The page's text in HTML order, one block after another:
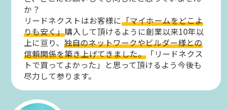
か？
リードネクストはお客様に「マイホームをどこよ
りも安く」購入して頂けるように創業以来10年以
上に亘り、独自のネットワークやビルダー様との
信頼関係を築き上げてきました。 「リードネクス
トで買ってよかった」と思って頂けるよう今後も
尽力して参ります。